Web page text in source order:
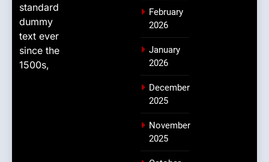
standard
dummy
text ever
since the
1500s,
February
2026
January
2026
December
2025
November
2025